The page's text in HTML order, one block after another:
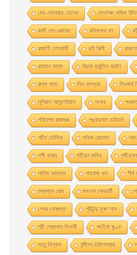
মোঃ দেলোয়ার হােসেন মোহাম্মদ নাজিম
রবার্ট পেন ওয়ারেন রবিশংকর বল
রম্যাণী গোস্বামী রাই শিল্পী
রায়হান আলম রিচার্ড ফ্রান্সিস বারটন
রূপক সাহা লিও তলস্তয় লিওনার্ড
লুসিয়াস আপুলেইয়াস শংকর
শক্তিপদ রাজগুরু শঙ্করলাল ভট্টাচার্য
শচীন ভৌমিক শফিক রেহমান
শশী থারুর শহীদুল জহির
শামিম আহমেদ শাহবাজ খান শীর্ষ
শুদ্ধসত্ব ঘোষ শুভদেব চক্রবর্তী
শেখর সেনগুপ্ত শ্রীইন্দু ভূষণ দাস
শ্রী প্রেমদাস ভিখারী সংহিতা কুণ্ড
সন্তু বিশ্বাস সন্দীপন চট্টোপাধ্যায়